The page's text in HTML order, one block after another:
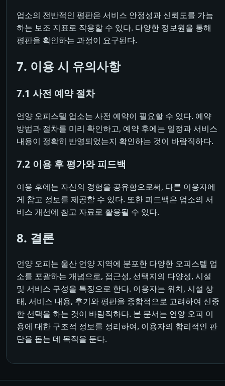
업소의 전반적인 평판은 서비스 안정성과 신뢰도를 가늠
하는 보조 지표로 작용할 수 있다. 다양한 정보원을 통해
평판을 확인하는 과정이 요구된다.
7. 이용 시 유의사항
7.1 사전 예약 절차
언양 오피스텔 업소는 사전 예약이 필요할 수 있다. 예약
방법과 절차를 미리 확인하고, 예약 후에는 일정과 서비스
내용이 정확히 반영되었는지 확인하는 것이 바람직하다.
7.2 이용 후 평가와 피드백
이용 후에는 자신의 경험을 공유함으로써, 다른 이용자에
게 참고 정보를 제공할 수 있다. 또한 피드백은 업소의 서
비스 개선에 참고 자료로 활용될 수 있다.
8. 결론
언양 오피는 울산 언양 지역에 분포한 다양한 오피스텔 업
소를 포괄하는 개념으로, 접근성, 선택지의 다양성, 시설
및 서비스 구성을 특징으로 한다. 이용자는 위치, 시설 상
태, 서비스 내용, 후기와 평판을 종합적으로 고려하여 신중
한 선택을 하는 것이 바람직하다. 본 문서는 언양 오피 이
용에 대한 구조적 정보를 정리하여, 이용자의 합리적인 판
단을 돕는 데 목적을 둔다.